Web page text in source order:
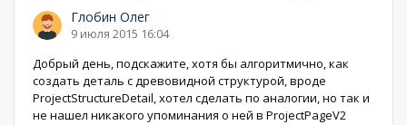
Глобин Олег
9 июля 2015 16:04
Добрый день, подскажите, хотя бы алгоритмично, как
создать деталь с древовидной структурой, вроде
ProjectStructureDetail, хотел сделать по аналогии, но так и
не нашел никакого упоминания о ней в ProjectPageV2